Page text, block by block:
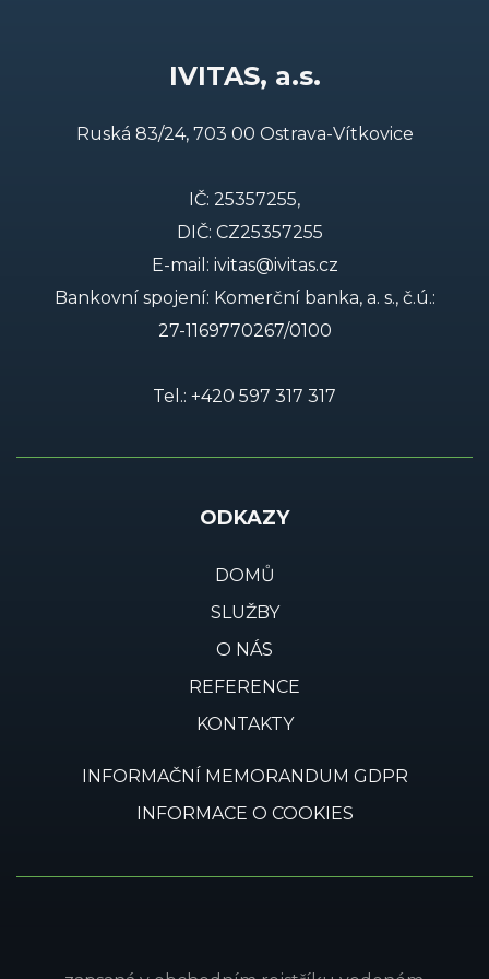
IVITAS, a.s.
Ruská 83/24, 703 00 Ostrava-Vítkovice
IČ: 25357255,
DIČ: CZ25357255
E-mail: ivitas@ivitas.cz
Bankovní spojení: Komerční banka, a. s., č.ú.:
27-1169770267/0100
Tel.: +420 597 317 317
ODKAZY
DOMŮ
SLUŽBY
O NÁS
REFERENCE
KONTAKTY
INFORMAČNÍ MEMORANDUM GDPR
INFORMACE O COOKIES